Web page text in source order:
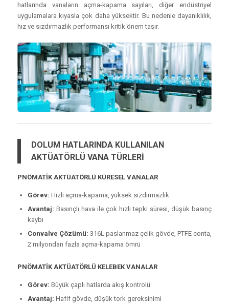
hatlarında vanaların açma-kapama sayıları, diğer endüstriyel
uygulamalara kıyasla çok daha yüksektir. Bu nedenle dayanıklılık,
hız ve sızdırmazlık performansı kritik önem taşır.
DOLUM HATLARINDA KULLANILAN
AKTÜATÖRLÜ VANA TÜRLERİ
PNÖMATİK AKTÜATÖRLÜ KÜRESEL VANALAR
Görev: Hızlı açma-kapama, yüksek sızdırmazlık
Avantaj: Basınçlı hava ile çok hızlı tepki süresi, düşük basınç
kaybı
Convalve Çözümü: 316L paslanmaz çelik gövde, PTFE conta,
2 milyondan fazla açma-kapama ömrü
PNÖMATİK AKTÜATÖRLÜ KELEBEK VANALAR
Görev: Büyük çaplı hatlarda akış kontrolü
Avantaj: Hafif gövde, düşük tork gereksinimi